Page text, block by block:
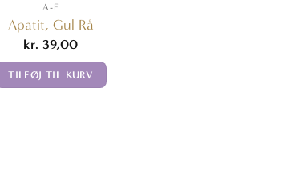
A-F
Apatit, Gul Rå
kr. 39,00
TILFØJ TIL KURV